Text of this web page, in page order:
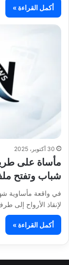
أكمل القراءة »
30 أكتوبر، 2025
شباب وتفتح
في واقعة مأساوية
لإنقاذ الأرواح
أكمل القراءة »